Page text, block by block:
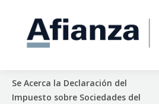
Se Acerca la Declaración del
Impuesto sobre Sociedades del